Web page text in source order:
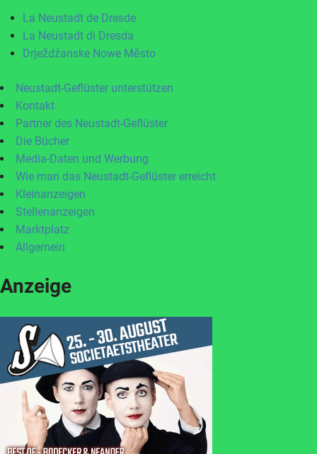
La Neustadt de Dresde
La Neustadt di Dresda
Drježdźanske Nowe Město
Neustadt-Geflüster unterstützen
Kontakt
Partner des Neustadt-Geflüster
Die Bücher
Media-Daten und Werbung
Wie man das Neustadt-Geflüster erreicht
Kleinanzeigen
Stellenanzeigen
Marktplatz
Allgemein
Anzeige